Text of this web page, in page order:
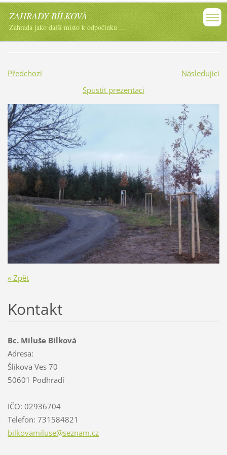
ZAHRADY BÍLKOVÁ
Zahrada jako další místo k odpočinku ...
Předchozí
Následující
Spustit prezentaci
« Zpět
Kontakt
Bc. Miluše Bílková
Adresa:
Šlikova Ves 70
50601 Podhradí
IČO: 02936704
Telefon: 731584821
bilkovamiluse@seznam.cz